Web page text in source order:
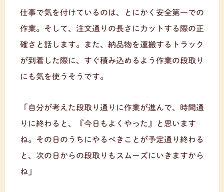
仕事で気を付けているのは、とにかく安全第一での
作業。そして、注文通りの長さにカットする際の正
確さと話します。また、納品物を運搬するトラック
が到着した際に、すぐ積み込めるよう作業の段取り
にも気を使うそうです。
「自分が考えた段取り通りに作業が進んで、時間通
りに終わると、『今日もよくやった』と思います
ね。その日のうちにやるべきことが予定通り終わる
と、次の日からの段取りもスムーズにいきますから
ね」